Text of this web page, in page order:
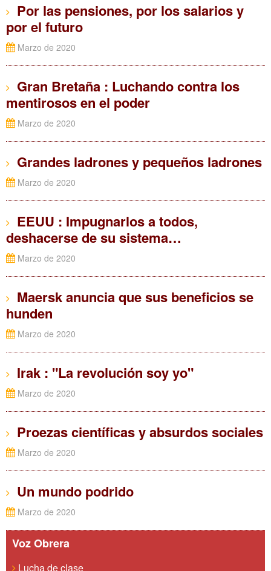
Por las pensiones, por los salarios y
por el futuro
Marzo de 2020
Gran Bretaña : Luchando contra los
mentirosos en el poder
Marzo de 2020
Grandes ladrones y pequeños ladrones
Marzo de 2020
EEUU : Impugnarlos a todos,
deshacerse de su sistema…
Marzo de 2020
Maersk anuncia que sus beneficios se
hunden
Marzo de 2020
Irak : "La revolución soy yo"
Marzo de 2020
Proezas científicas y absurdos sociales
Marzo de 2020
Un mundo podrido
Marzo de 2020
Voz Obrera
Lucha de clase